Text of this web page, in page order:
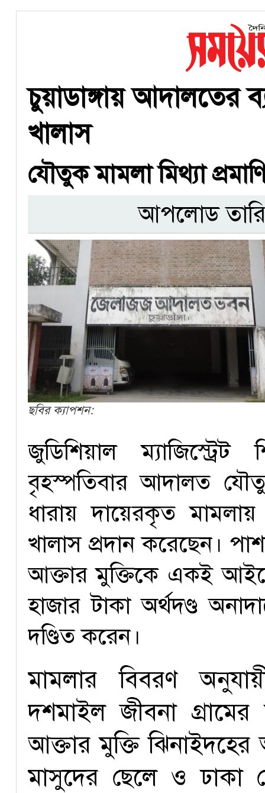
চুয়াডাঙ্গায় আদালতের
খালাস
যৌতুক মামলা মিথ্যা
আপলোড
ছবির ক্যাপশন:
জুডিশিয়াল
বৃহস্পতিবার আদালত
ধারায় দায়েরকৃত
খালাস প্রদান করেছেন।
আক্তার মুক্তিকে একই
হাজার টাকা অর্থদণ্ড
দণ্ডিত করেন।
মামলার বিবরণ
দশমাইল জীবনা গ্রামের
আক্তার মুক্তি
মাসুদের ছেলে ও ঢাকা